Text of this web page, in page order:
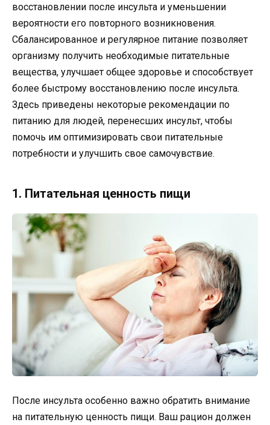
восстановлении после инсульта и уменьшении
вероятности его повторного возникновения.
Сбалансированное и регулярное питание позволяет
организму получить необходимые питательные
вещества, улучшает общее здоровье и способствует
более быстрому восстановлению после инсульта.
Здесь приведены некоторые рекомендации по
питанию для людей, перенесших инсульт, чтобы
помочь им оптимизировать свои питательные
потребности и улучшить свое самочувствие.
1. Питательная ценность пищи
После инсульта особенно важно обратить внимание
на питательную ценность пищи. Ваш рацион должен